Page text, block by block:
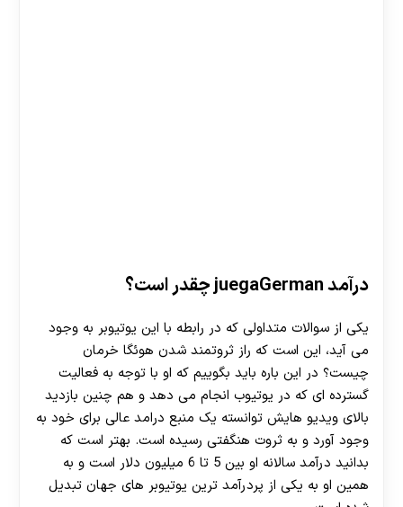
درآمد juegaGerman چقدر است؟
یکی از سوالات متداولی که در رابطه با این یوتیوبر به وجود
می آید، این است که راز ثروتمند شدن هوئگا خرمان
چیست؟ در این باره باید بگوییم که او با توجه به فعالیت
گسترده ای که در یوتیوب انجام می‌ دهد و هم چنین بازدید
بالای ویدیو هایش توانسته یک منبع درامد عالی برای خود به
وجود آورد و به ثروت هنگفتی رسیده است. بهتر است که
بدانید درآمد سالانه او بین 5 تا 6 میلیون دلار است و به
همین او به یکی از پردرآمد ترین یوتیوبر های جهان تبدیل